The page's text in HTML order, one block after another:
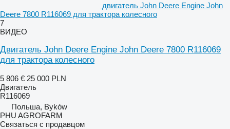
двигатель John Deere Engine John
Deere 7800 R116069 для трактора колесного
7
ВИДЕО
Двигатель John Deere Engine John Deere 7800 R116069
для трактора колесного
5 806 € 25 000 PLN
Двигатель
R116069
Польша, Byków
PHU AGROFARM
Связаться с продавцом